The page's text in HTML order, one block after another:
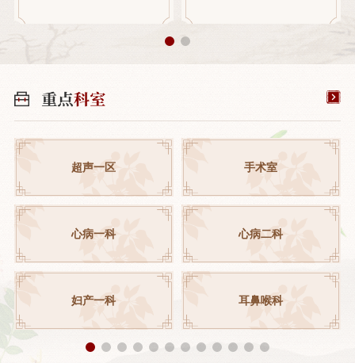
超声一区 手术室
心病一科 心病二科
妇产一科 耳鼻喉科